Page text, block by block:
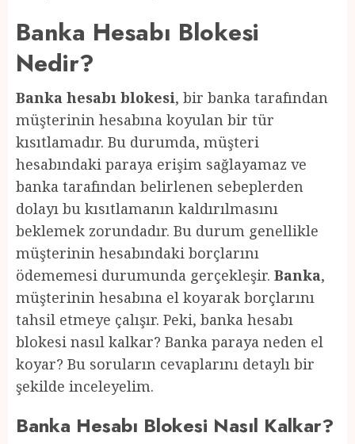
Banka Hesabı Blokesi
Nedir?
Banka hesabı blokesi, bir banka tarafından
müşterinin hesabına koyulan bir tür
kısıtlamadır. Bu durumda, müşteri
hesabındaki paraya erişim sağlayamaz ve
banka tarafından belirlenen sebeplerden
dolayı bu kısıtlamanın kaldırılmasını
beklemek zorundadır. Bu durum genellikle
müşterinin hesabındaki borçlarını
ödememesi durumunda gerçekleşir. Banka,
müşterinin hesabına el koyarak borçlarını
tahsil etmeye çalışır. Peki, banka hesabı
blokesi nasıl kalkar? Banka paraya neden el
koyar? Bu soruların cevaplarını detaylı bir
şekilde inceleyelim.
Banka Hesabı Blokesi Nasıl Kalkar?